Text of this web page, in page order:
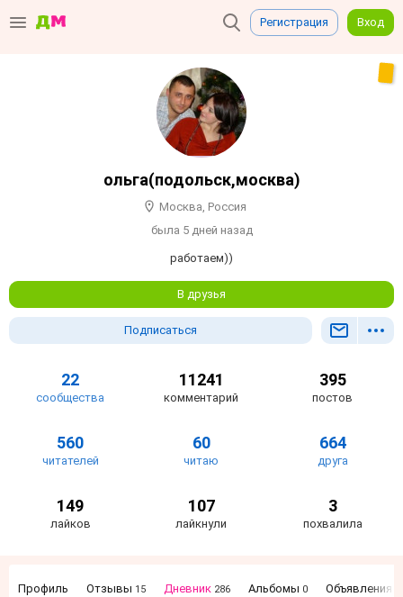
Регистрация Вход
ольга(подольск,москва)
Москва, Россия
была 5 дней назад
работаем))
В друзья
Подписаться
22
сообщества
11241
комментарий
395
постов
560
читателей
60
читаю
664
друга
149
лайков
107
лайкнули
3
похвалила
Профиль Отзывы 15 Дневник 286 Альбомы 0 Объявления